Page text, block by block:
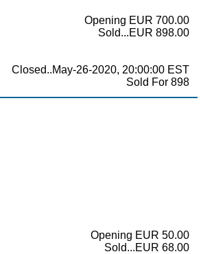
Opening EUR 700.00
Sold...EUR 898.00
Closed..May-26-2020, 20:00:00 EST
Sold For 898
Opening EUR 50.00
Sold...EUR 68.00